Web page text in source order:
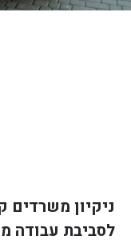
ניקיון משרדים
לסביבת עבודה